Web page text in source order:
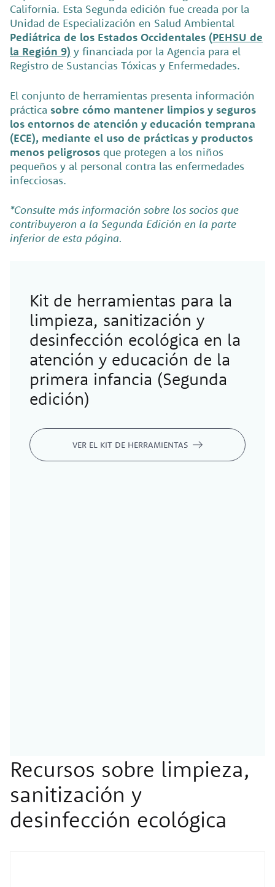
California. Esta Segunda edición fue creada por la
Unidad de Especialización en Salud Ambiental
Pediátrica de los Estados Occidentales (PEHSU de
la Región 9) y financiada por la Agencia para el
Registro de Sustancias Tóxicas y Enfermedades.
El conjunto de herramientas presenta información
práctica sobre cómo mantener limpios y seguros
los entornos de atención y educación temprana
(ECE), mediante el uso de prácticas y productos
menos peligrosos que protegen a los niños
pequeños y al personal contra las enfermedades
infecciosas.
*Consulte más información sobre los socios que
contribuyeron a la Segunda Edición en la parte
inferior de esta página.
Kit de herramientas para la
limpieza, sanitización y
desinfección ecológica en la
atención y educación de la
primera infancia (Segunda
edición)
VER EL KIT DE HERRAMIENTAS
Recursos sobre limpieza,
sanitización y
desinfección ecológica